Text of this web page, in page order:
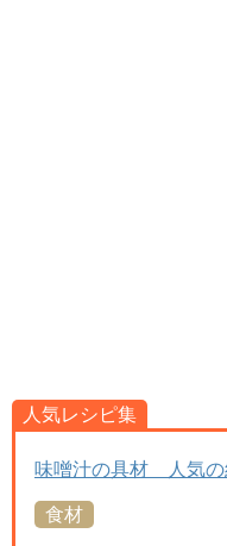
人気レシピ集
味噌汁の具材 人気の
食材